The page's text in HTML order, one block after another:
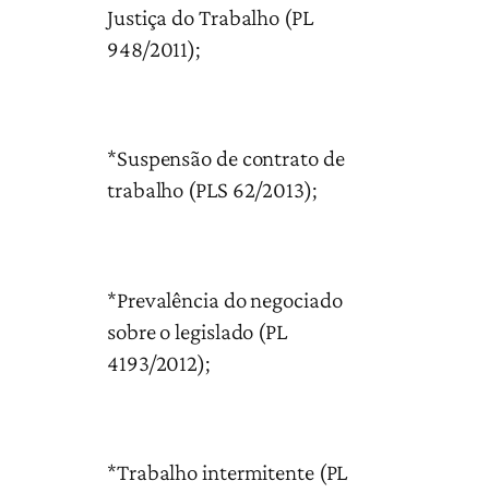
Justiça do Trabalho (PL
948/2011);
*Suspensão de contrato de
trabalho (PLS 62/2013);
*Prevalência do negociado
sobre o legislado (PL
4193/2012);
*Trabalho intermitente (PL